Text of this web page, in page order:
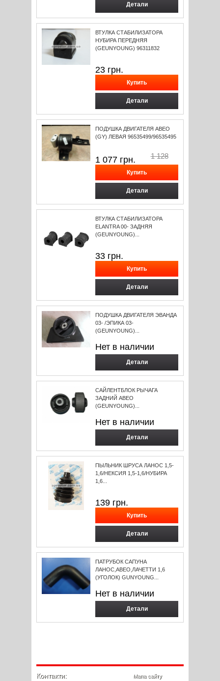
Детали
ВТУЛКА СТАБИЛИЗАТОРА
НУБИРА ПЕРЕДНЯЯ
(GEUNYOUNG) 96311832
23 грн.
Детали
ПОДУШКА ДВИГАТЕЛЯ АВЕО
(GY) ЛЕВАЯ 96535499/96535495
1 077 грн. 1 128
Детали
ВТУЛКА СТАБИЛИЗАТОРА
ELANTRA 00- ЗАДНЯЯ
(GEUNYOUNG)...
33 грн.
Детали
ПОДУШКА ДВИГАТЕЛЯ ЭВАНДА
03- /ЭПИКА 03-
(GEUNYOUNG)...
Нет в наличии
Детали
САЙЛЕНТБЛОК РЫЧАГА
ЗАДНИЙ АВЕО
(GEUNYOUNG)...
Нет в наличии
Детали
ПЫЛЬНИК ШРУСА ЛАНОС 1,5-
1,6/НЕКСИЯ 1,5-1,6/НУБИРА
1,6...
139 грн.
Детали
ПАТРУБОК САПУНА
ЛАНОС,АВЕО,ЛАЧЕТТИ 1,6
(УГОЛОК) GUNYOUNG...
Нет в наличии
Детали
Контакти: Мапа сайту